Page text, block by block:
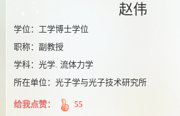
赵伟
学位：工学博士学位
职称：副教授
学科：光学. 流体力学
所在单位：光子学与光子技术研究所
给我点赞： 55